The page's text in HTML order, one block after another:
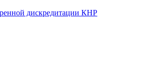
дискредитации КНР